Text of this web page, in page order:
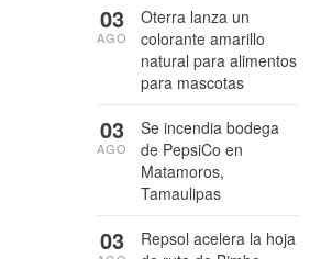
Oterra lanza un
colorante amarillo
natural para alimentos
para mascotas
03
AGO
Se incendia bodega
de PepsiCo en
Matamoros,
Tamaulipas
03
AGO
Repsol acelera la hoja
03